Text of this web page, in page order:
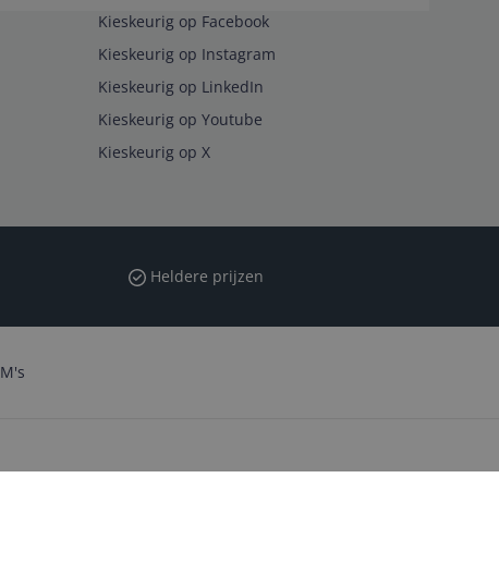
Kieskeurig op Facebook
Kieskeurig op Instagram
Kieskeurig op LinkedIn
Kieskeurig op Youtube
Kieskeurig op X
Heldere prijzen